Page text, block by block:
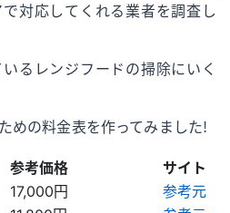
対応してくれる業者を調査し
るレンジフードの掃除にいく
めの料金表を作ってみました！
参考価格
サイト
17,000円
参考元